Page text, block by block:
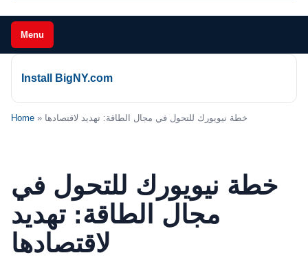
Menu
Install BigNY.com
Home » خطة نيويورك للتحول في مجال الطاقة: تهديد لاقتصادها
خطة نيويورك للتحول في
مجال الطاقة: تهديد
لاقتصادها